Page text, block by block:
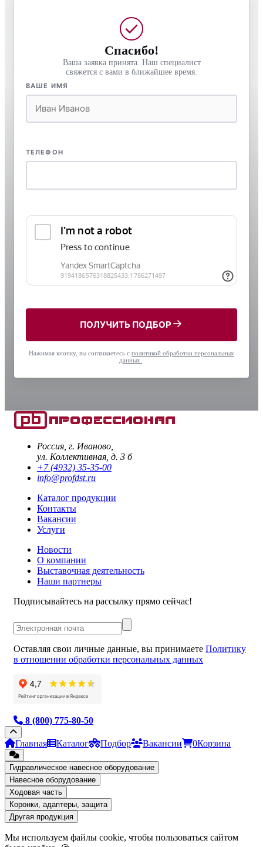
Спасибо!
Ваша заявка принята. Наш специалист
свяжется с вами в ближайшее время.
ВАШЕ ИМЯ
ТЕЛЕФОН
ПОЛУЧИТЬ ПОДБОР
Нажимая кнопку, вы соглашаетесь с политикой обработки персональных
данных
Россия, г. Иваново,
ул. Коллективная, д. 3 б
+7 (4932) 35-35-00
info@profdst.ru
Каталог продукции
Контакты
Вакансии
Услуги
Новости
О компании
Выставочная деятельность
Наши партнеры
Подписывайтесь на рассылку прямо сейчас!
Оставляя свои личные данные, вы принимаете Политику
в отношении обработки персональных данных
8 (800) 775-80-50
Главная Каталог Подбор Вакансии 0Корзина
Гидравлическое навесное оборудование
Навесное оборудование
Ходовая часть
Коронки, адаптеры, защита
Другая продукция
Мы используем файлы cookie, чтобы пользоваться сайтом